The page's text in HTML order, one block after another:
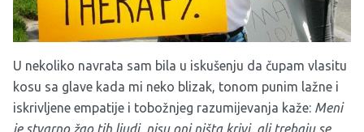
U nekoliko navrata sam bila u iskušenju da čupam vlasitu
kosu sa glave kada mi neko blizak, tonom punim lažne i
iskrivljene empatije i tobožnjeg razumijevanja kaže: Meni
je stvarno žao tih ljudi, nisu oni ništa krivi, ali trebaju se